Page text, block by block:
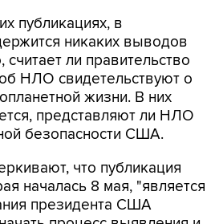
публикациях, в
никаких выводов
считает ли правительство
НЛО свидетельствуют о
жизни. В них
представляют ли НЛО
безопасности США.
что публикация
началась 8 мая, "является
президента США